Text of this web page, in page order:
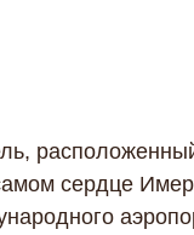
сердце